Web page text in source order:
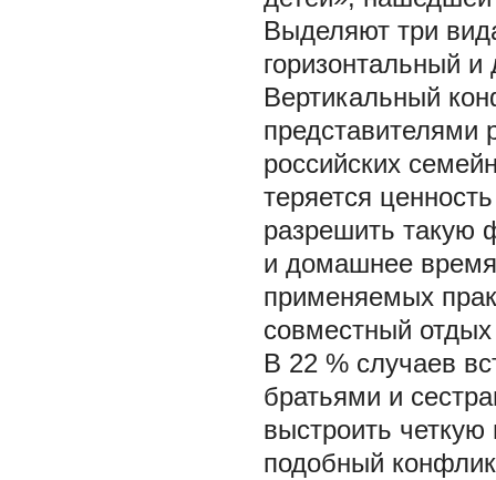
Выделяют три
горизонтальный
Вертикальный
представителями
российских
теряется
разрешить такую
и домашнее
применяемых
совместный
В 22 % случаев
братьями и
выстроить
подобный